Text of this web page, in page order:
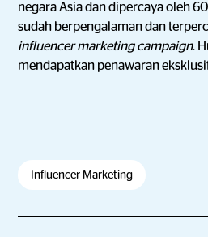
negara Asia dan dipercaya oleh
sudah berpengalaman dan
influencer marketing campaign.
mendapatkan penawaran
Influencer Marketing